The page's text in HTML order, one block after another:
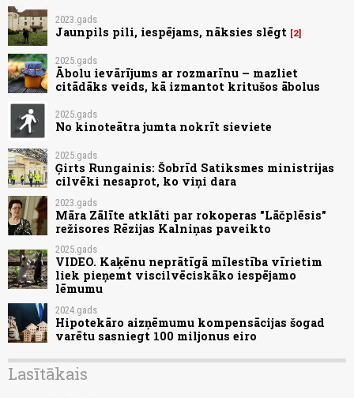
2023.gads
Jaunpils pili, iespējams, nāksies slēgt 2
2025.gads
Ābolu ievārījums ar rozmarīnu – mazliet
citādāks veids, kā izmantot kritušos ābolus
2025.gads
No kinoteātra jumta nokrīt sieviete
2025.gads
Ģirts Rungainis: Šobrīd Satiksmes ministrijas
cilvēki nesaprot, ko viņi dara
2023.gads
Māra Zālīte atklāti par rokoperas "Lāčplēsis"
režisores Rēzijas Kalniņas paveikto
2025.gads
VIDEO. Kaķēnu neprātīgā mīlestība vīrietim
liek pieņemt viscilvēciskāko iespējamo
lēmumu
2024.gads
Hipotekāro aizņēmumu kompensācijas šogad
varētu sasniegt 100 miljonus eiro
Lasītākais